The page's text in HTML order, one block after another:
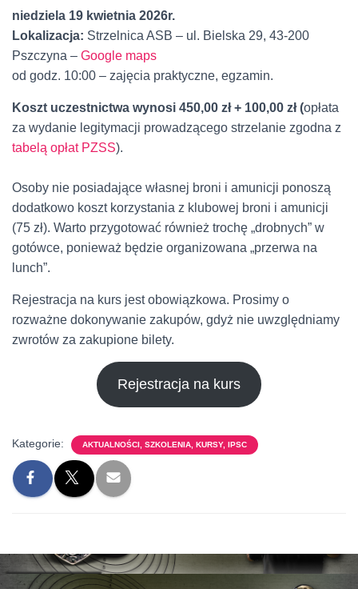
niedziela 19 kwietnia 2026r.
Lokalizacja: Strzelnica ASB – ul. Bielska 29, 43-200
Pszczyna – Google maps
od godz. 10:00 – zajęcia praktyczne, egzamin.
Koszt uczestnictwa wynosi 450,00 zł + 100,00 zł (opłata
za wydanie legitymacji prowadzącego strzelanie zgodna z
tabelą opłat PZSS).
Osoby nie posiadające własnej broni i amunicji ponoszą
dodatkowo koszt korzystania z klubowej broni i amunicji
(75 zł). Warto przygotować również trochę „drobnych” w
gotówce, ponieważ będzie organizowana „przerwa na
lunch”.
Rejestracja na kurs jest obowiązkowa. Prosimy o
rozważne dokonywanie zakupów, gdyż nie uwzględniamy
zwrotów za zakupione bilety.
Rejestracja na kurs
Kategorie: AKTUALNOŚCI, SZKOLENIA, KURSY, IPSC